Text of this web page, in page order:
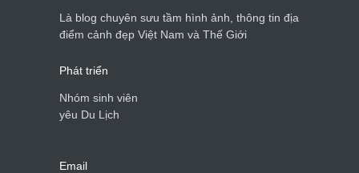
Là blog chuyên sưu tầm hình ảnh, thông tin địa
điểm cảnh đẹp Việt Nam và Thế Giới
Phát triển
Nhóm sinh viên
yêu Du Lịch
Email